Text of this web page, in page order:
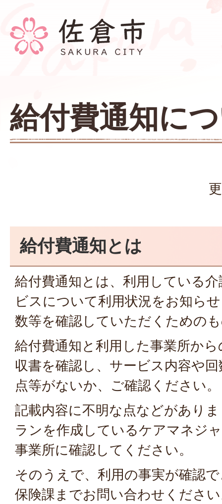
給付費通知に
給付費通知とは
給付費通知とは、利用している
ビスについて利用状況をお知ら
数等を確認していただくための
給付費通知と利用した事業所か
収書を確認し、サービス内容や
点等がないか、ご確認ください。
記載内容に不明な点などがあり
ランを作成しているケアマネジ
事業所に確認してください。
そのうえで、利用の事実が確認
保険課までお問い合わせくださ